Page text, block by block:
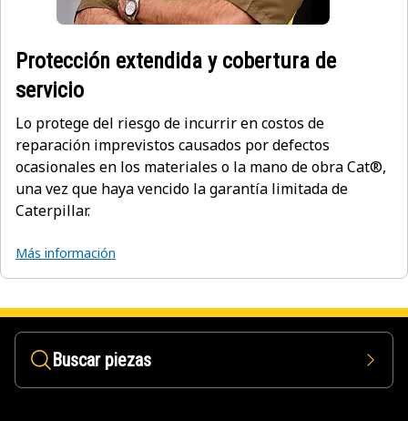
Protección extendida y cobertura de
servicio
Lo protege del riesgo de incurrir en costos de
reparación imprevistos causados por defectos
ocasionales en los materiales o la mano de obra Cat®,
una vez que haya vencido la garantía limitada de
Caterpillar.
Más información
Buscar piezas